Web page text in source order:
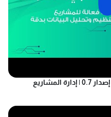
برنامج محاسبي للمقاولات Accflex | إصدار 0.7 | إدارة المشاريع